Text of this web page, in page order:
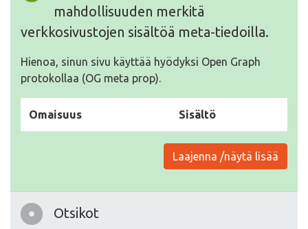
mahdollisuuden merkitä
verkkosivustojen sisältöä meta-tiedoilla.
Hienoa, sinun sivu käyttää hyödyksi Open Graph
protokollaa (OG meta prop).
Omaisuus Sisältö
Laajenna /näytä lisää
Otsikot